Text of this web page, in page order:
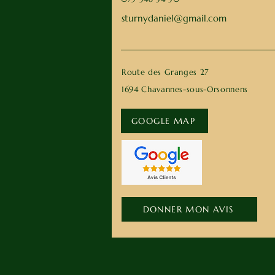
sturnydaniel@gmail.com
Route des Granges 27
1694 Chavannes-sous-Orsonnens
GOOGLE MAP
DONNER MON AVIS